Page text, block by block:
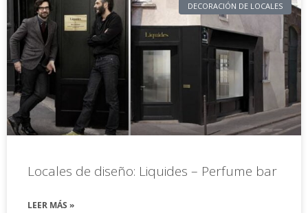
DECORACIÓN DE LOCALES
Locales de diseño: Liquides – Perfume bar
LEER MÁS »